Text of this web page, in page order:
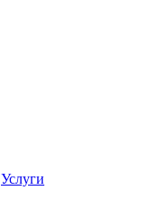
Услуги